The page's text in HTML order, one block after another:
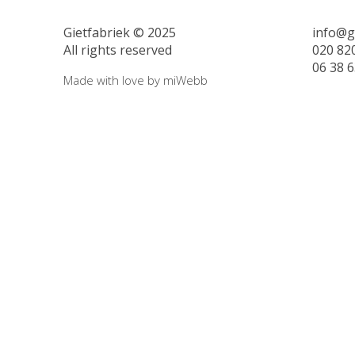
Gietfabriek © 2025
All rights reserved
Made with love by miWebb
020
06 38